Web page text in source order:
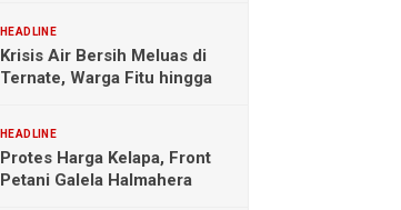
HEADLINE
Krisis Air Bersih Meluas di
Ternate, Warga Fitu hingga
HEADLINE
Protes Harga Kelapa, Front
Petani Galela Halmahera